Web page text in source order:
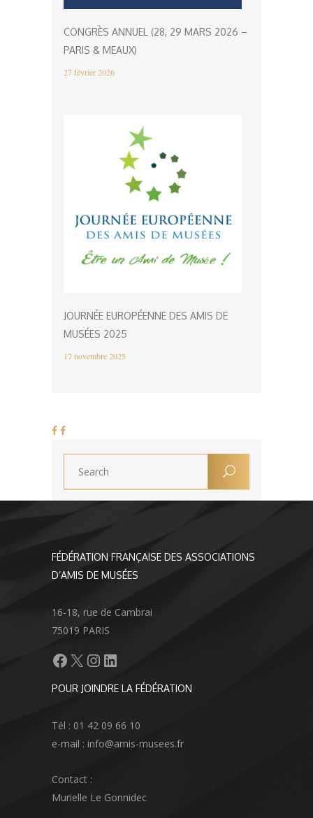
CONGRÈS ANNUEL (28, 29 MARS 2026 –
PARIS & MEAUX)
27 février 2026
JOURNÉE EUROPÉENNE DES AMIS DE
MUSÉES 2025
17 novembre 2025
FÉDÉRATION FRANÇAISE DES ASSOCIATIONS
D’AMIS DE MUSÉES
16-18, rue de Cambrai
75019 PARIS
Facebook
X Instagram
LinkedIn
POUR JOINDRE LA FÉDÉRATION
Tél : 01 42 09 66 10
e-mail : info@amis-musees.fr
Contact :
Murielle Le Gonnidec